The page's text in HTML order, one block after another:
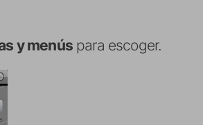
y menúspara escoger.